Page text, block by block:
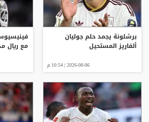
برشلونة يجمد حلم جوليان
ألفاريز المستحيل
2026-08-06 | 10:54 م
مع ريال